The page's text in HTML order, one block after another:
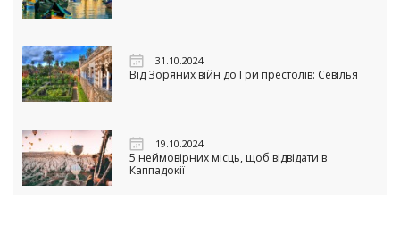
31.10.2024
Від Зоряних війн до Гри престолів: Севілья
19.10.2024
5 неймовірних місць, щоб відвідати в
Каппадокії